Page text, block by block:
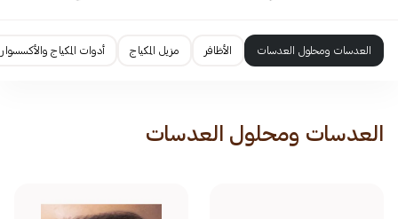
العدسات ومحلول العدسات الأظافر مزيل المكياج أدوات المكياج
العدسات ومحلول العدسات